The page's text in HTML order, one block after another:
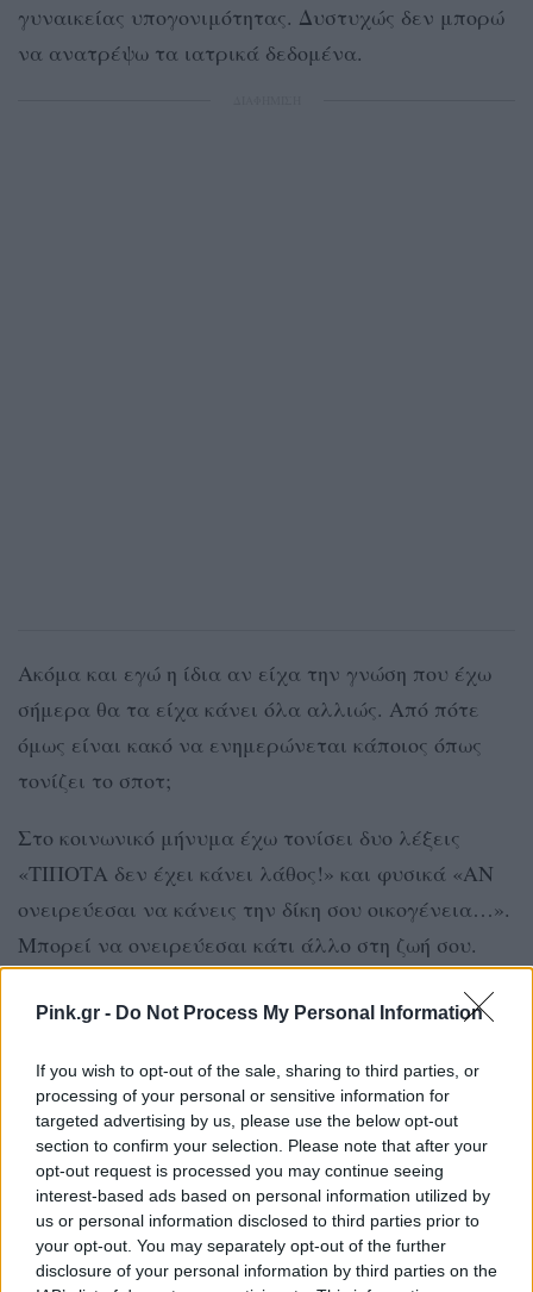
Pink.gr - Do Not Process My Personal Information
If you wish to opt-out of the sale, sharing to third parties, or
processing of your personal or sensitive information for
targeted advertising by us, please use the below opt-out
section to confirm your selection. Please note that after your
opt-out request is processed you may continue seeing
interest-based ads based on personal information utilized by
us or personal information disclosed to third parties prior to
your opt-out. You may separately opt-out of the further
disclosure of your personal information by third parties on the
γυναικείας υπογονιμότητας. Δυστυχώς δεν μπορώ
να ανατρέψω τα ιατρικά δεδομένα.
Ακόμα και εγώ η ίδια αν είχα την γνώση που έχω
σήμερα θα τα είχα κάνει όλα αλλιώς. Από πότε
όμως είναι κακό να ενημερώνεται κάποιος όπως
τονίζει το σποτ;
Στο κοινωνικό μήνυμα έχω τονίσει δυο λέξεις
«ΤΙΠΟΤΑ δεν έχει κάνει λάθος!» και φυσικά «ΑΝ
ονειρεύεσαι να κάνεις την δίκη σου οικογένεια…».
Μπορεί να ονειρεύεσαι κάτι άλλο στη ζωή σου.
διώξεις τις ενοχές που σου φορτώνουν οι άλλοι και
βλέπετε και να κρίνεται σωστά ακόμα κι αν
υπάρχει πολύ σκοτάδι!”
[ΠΗΓΗ]
ΔΙΑΦΗΜΙΣΗ